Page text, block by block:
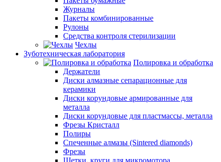
Журналы
Пакеты комбинированные
Рулоны
Средства контроля стерилизации
Чехлы
Зуботехническая лаборатория
Полировка и обработка
Держатели
Диски алмазные сепарационные для
керамики
Диски корундовые армированные для
металла
Диски корундовые для пластмассы, металла
Фрезы Кристалл
Полиры
Спеченные алмазы (Sintered diamonds)
Фрезы
Щетки, круги для микромотора